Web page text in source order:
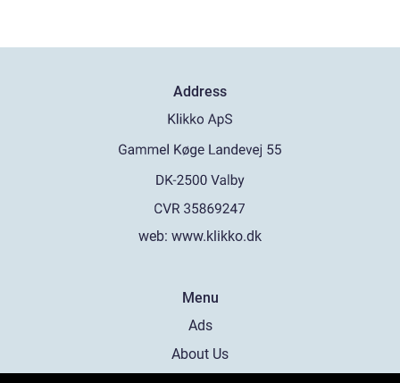
Address
web: www.klikko.dk
Menu
Ads
About Us